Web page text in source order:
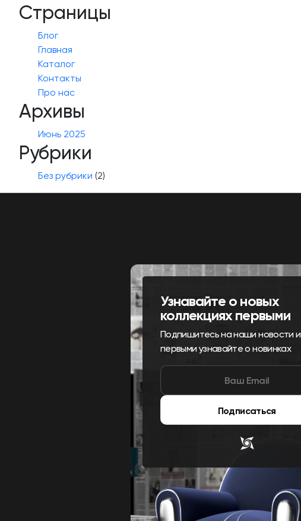
Страницы
Блог
Главная
Каталог
Контакты
Про нас
Архивы
Июнь 2025
Рубрики
Без рубрики (2)
Узнавайте о новых
коллекциях первыми
Подпишитесь на наши новости и
первыми узнавайте о новинках
Подписаться